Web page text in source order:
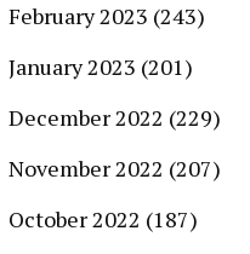
February 2023 (243)
January 2023 (201)
December 2022 (229)
November 2022 (207)
October 2022 (187)